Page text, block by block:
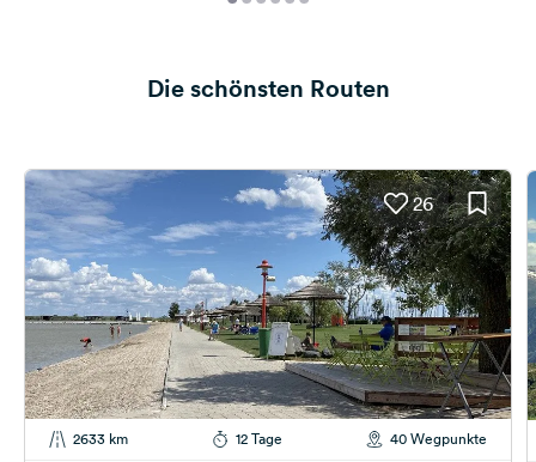
Die schönsten Routen
26
2633 km 12 Tage 40 Wegpunkte